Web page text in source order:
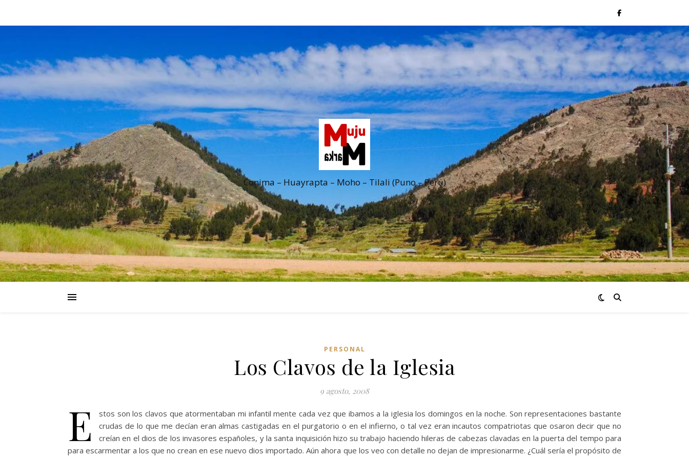
Conima – Huayrapta – Moho – Tilali (Puno – Perú)
PERSONAL
Los Clavos de la Iglesia
9 agosto, 2008
E
stos son los clavos que atormentaban mi infantil mente cada vez que ibamos a la iglesia los domingos en la noche. Son representaciones bastante
crudas de lo que me decían eran almas castigadas en el purgatorio o en el infierno, o tal vez eran incautos compatriotas que osaron decir que no
creían en el dios de los invasores españoles, y la santa inquisición hizo su trabajo haciendo hileras de cabezas clavadas en la puerta del tempo para
para escarmentar a los que no crean en ese nuevo dios importado. Aún ahora que los veo con detalle no dejan de impresionarme. ¿Cuál sería el propósito de